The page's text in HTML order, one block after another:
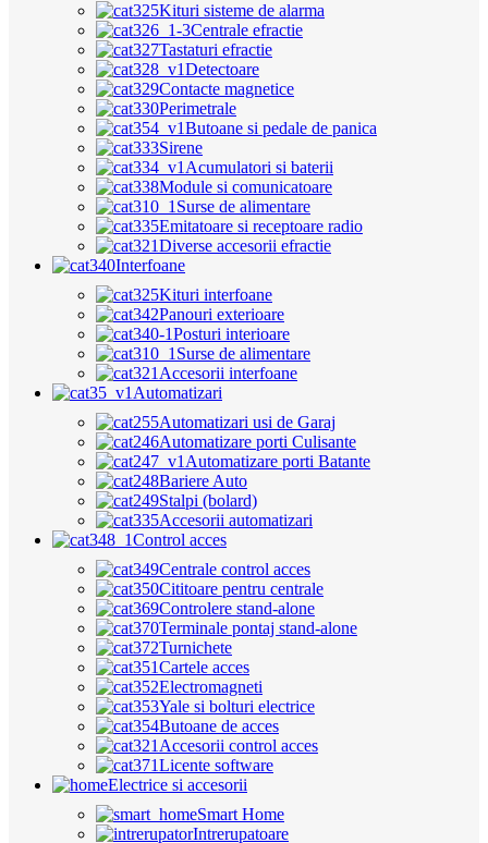
Kituri sisteme de alarma
Centrale efractie
Tastaturi efractie
Detectoare
Contacte magnetice
Perimetrale
Butoane si pedale de panica
Sirene
Acumulatori si baterii
Module si comunicatoare
Surse de alimentare
Emitatoare si receptoare radio
Diverse accesorii efractie
Interfoane
Kituri interfoane
Panouri exterioare
Posturi interioare
Surse de alimentare
Accesorii interfoane
Automatizari
Automatizari usi de Garaj
Automatizare porti Culisante
Automatizare porti Batante
Bariere Auto
Stalpi (bolard)
Accesorii automatizari
Control acces
Centrale control acces
Cititoare pentru centrale
Controlere stand-alone
Terminale pontaj stand-alone
Turnichete
Cartele acces
Electromagneti
Yale si bolturi electrice
Butoane de acces
Accesorii control acces
Licente software
Electrice si accesorii
Smart Home
Intrerupatoare